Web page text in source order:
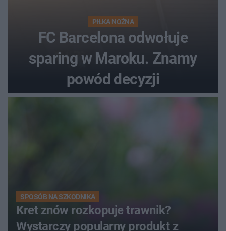
PIŁKA NOŻNA
FC Barcelona odwołuje
sparing w Maroku. Znamy
powód decyzji
SPOSÓB NA SZKODNIKA
Kret znów rozkopuje trawnik?
Wystarczy popularny produkt z